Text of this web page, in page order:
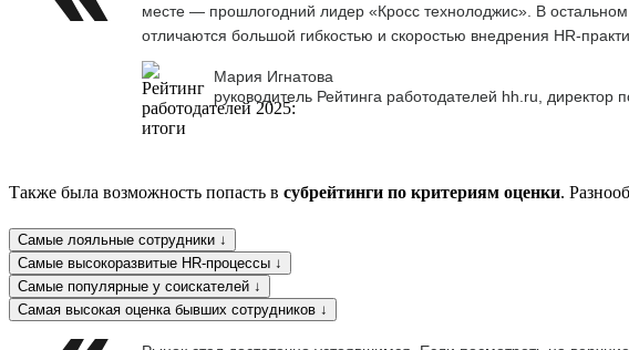
месте — прошлогодний лидер «Кросс технолоджис». В
отличаются большой гибкостью и скоростью внедрения HR-
Мария Игнатова
руководитель Рейтинга работодателей hh.ru, директор
Также была возможность попасть в субрейтинги по критериям оценки.
Самые лояльные сотрудники ↓
Самые высокоразвитые HR-процессы ↓
Самые популярные у соискателей ↓
Самая высокая оценка бывших сотрудников ↓